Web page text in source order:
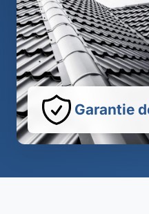
Garantie